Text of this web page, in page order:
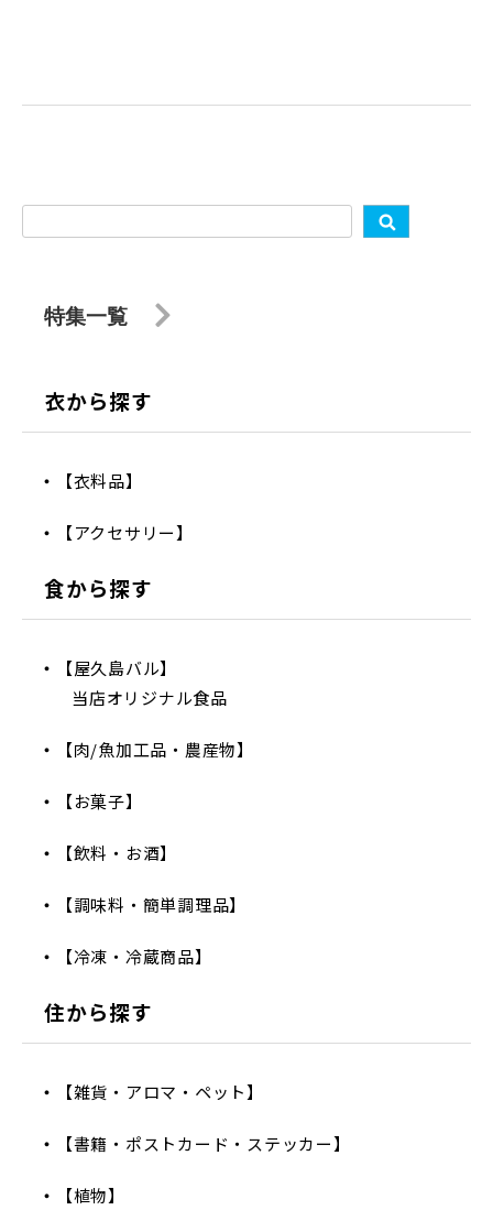
特集一覧
衣から探す
【衣料品】
【アクセサリー】
食から探す
【屋久島バル】
当店オリジナル食品
【肉/魚加工品・農産物】
【お菓子】
【飲料・お酒】
【調味料・簡単調理品】
【冷凍・冷蔵商品】
住から探す
【雑貨・アロマ・ペット】
【書籍・ポストカード・ステッカー】
【植物】